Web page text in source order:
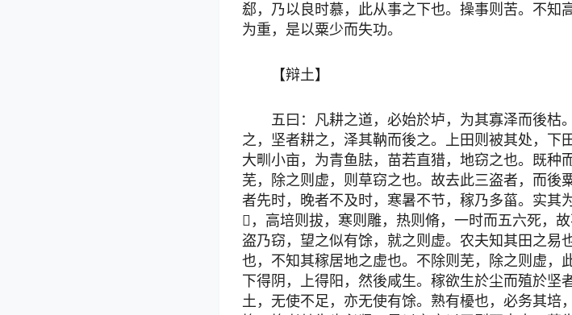
郄，乃以良时慕，此从事之下也。操事则苦。不知
为重，是以粟少而失功。
【辩土】
五曰：凡耕之道，必始於垆，为其寡泽而後枯
之，坚者耕之，泽其靹而後之。上田则被其处，下
大甽小亩，为青鱼胠，苗若直猎，地窃之也。既种
芜，除之则虚，则草窃之也。故去此三盗者，而後
者先时，晚者不及时，寒暑不节，稼乃多菑。实其
，高培则拔，寒则雕，热则脩，一时而五六死，
盗乃窃，望之似有馀，就之则虚。农夫知其田之易
也，不知其稼居地之虚也。不除则芜，除之则虚，
下得阴，上得阳，然後咸生。稼欲生於尘而殖於坚
土，无使不足，亦无使有馀。熟有櫌也，必务其培